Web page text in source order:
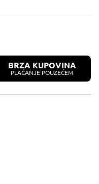
BRZA KUPOVINA
PLAĆANJE POUZEĆEM